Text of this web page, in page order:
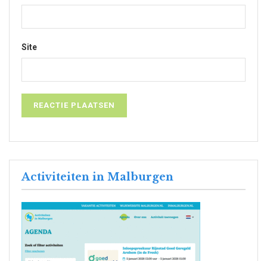
Site
Activiteiten in Malburgen